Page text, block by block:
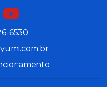
6530